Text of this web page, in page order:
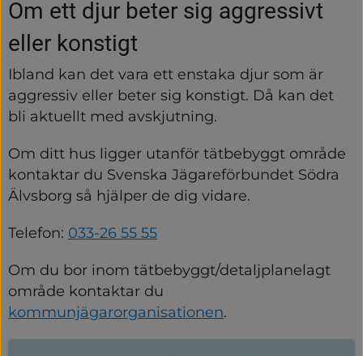
Om ett djur beter sig aggressivt
eller konstigt
Ibland kan det vara ett enstaka djur som är
aggressiv eller beter sig konstigt. Då kan det
bli aktuellt med avskjutning.
Om ditt hus ligger utanför tätbebyggt område
kontaktar du Svenska Jägareförbundet Södra
Älvsborg så hjälper de dig vidare.
Telefon: 033-26 55 55
Om du bor inom tätbebyggt/detaljplanelagt
kommunjägarorganisationen.